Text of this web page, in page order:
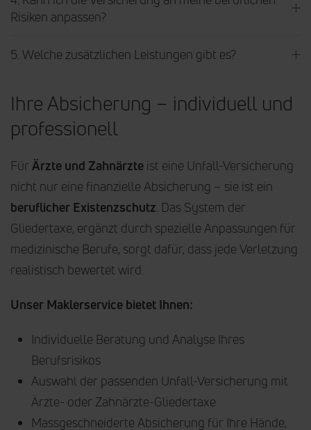
Risiken anpassen?
5. Welche zusätzlichen Leistungen gibt es?
Ihre Absicherung – individuell und
professionell
Für Ärzte und Zahnärzte ist eine Unfall-Versicherung
nicht nur eine finanzielle Absicherung – sie ist ein
beruflicher Existenzschutz . Das System der
Gliedertaxe, ergänzt durch spezielle Anpassungen für
medizinische Berufe, sorgt dafür, dass jede Verletzung
realistisch bewertet wird.
Unser Maklerservice bietet Ihnen:
Individuelle Beratung und Analyse Ihres
Berufsrisikos
Auswahl der passenden Unfall-Versicherung mit
Ärzte- oder Zahnärzte-Gliedertaxe
Massgeschneiderte Absicherung für Ihre Hände,